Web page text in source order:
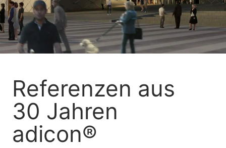
Referenzen aus
30 Jahren
adicon®